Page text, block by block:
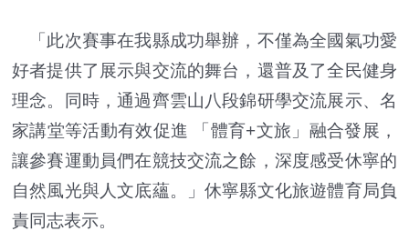
「此次賽事在我縣成功舉辦，不僅為全國氣功愛
好者提供了展示與交流的舞台，還普及了全民健身
理念。同時，通過齊雲山八段錦研學交流展示、名
家講堂等活動有效促進 「體育+文旅」融合發展，
讓參賽運動員們在競技交流之餘，深度感受休寧的
自然風光與人文底蘊。」休寧縣文化旅遊體育局負
責同志表示。